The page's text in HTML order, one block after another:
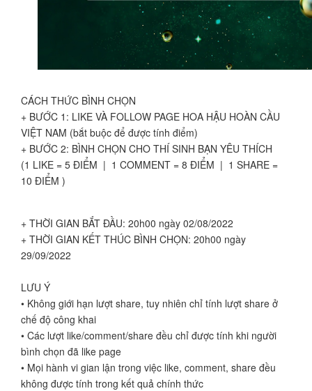
CÁCH THỨC BÌNH CHỌN
+ BƯỚC 1: LIKE VÀ FOLLOW PAGE HOA HẬU HOÀN CẦU
VIỆT NAM (bắt buộc để được tính điểm)
+ BƯỚC 2: BÌNH CHỌN CHO THÍ SINH BẠN YÊU THÍCH
(1 LIKE = 5 ĐIỂM | 1 COMMENT = 8 ĐIỂM | 1 SHARE =
10 ĐIỂM )
+ THỜI GIAN BẮT ĐẦU: 20h00 ngày 02/08/2022
+ THỜI GIAN KẾT THÚC BÌNH CHỌN: 20h00 ngày
29/09/2022
LƯU Ý
• Không giới hạn lượt share, tuy nhiên chỉ tính lượt share ở
chế độ công khai
• Các lượt like/comment/share đều chỉ được tính khi người
bình chọn đã like page
• Mọi hành vi gian lận trong việc like, comment, share đều
không được tính trong kết quả chính thức